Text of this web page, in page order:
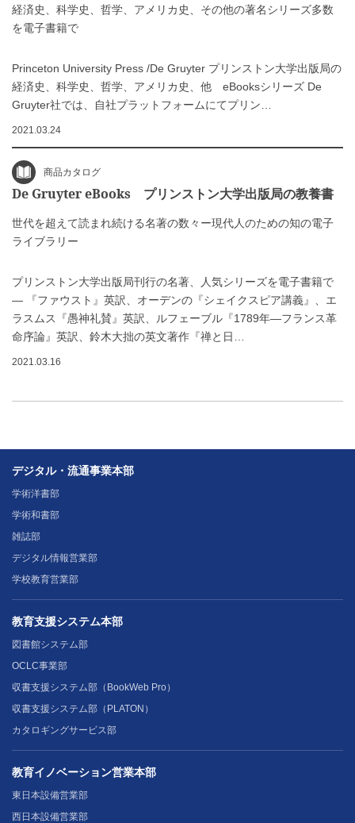
経済史、科学史、哲学、アメリカ史、その他の著名シリーズ多数
を電子書籍で
Princeton University Press /De Gruyter プリンストン大学出版局の
経済史、科学史、哲学、アメリカ史、他 eBooksシリーズ De
Gruyter社では、自社プラットフォームにてプリン…
2021.03.24
商品カタログ
De Gruyter eBooks プリンストン大学出版局の教養書
世代を超えて読まれ続ける名著の数々ー現代人のための知の電子
ライブラリー
プリンストン大学出版局刊行の名著、人気シリーズを電子書籍で
― 『ファウスト』英訳、オーデンの『シェイクスピア講義』、エ
ラスムス『愚神礼賛』英訳、ルフェーブル『1789年―フランス革
命序論』英訳、鈴木大拙の英文著作『禅と日…
2021.03.16
デジタル・流通事業本部
学術洋書部
学術和書部
雑誌部
デジタル情報営業部
学校教育営業部
教育支援システム本部
図書館システム部
OCLC事業部
収書支援システム部（BookWeb Pro）
収書支援システム部（PLATON）
カタロギングサービス部
教育イノベーション営業本部
東日本設備営業部
西日本設備営業部